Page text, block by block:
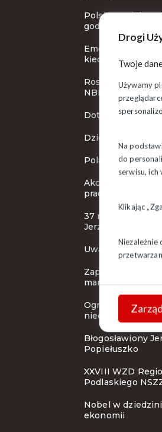
Drogi
Twoje
Używamy
Na
do
serwisu,
Klikając
Niezależnie
Polska z większą
godzin pracy!
Emerytura bez
kiedy?
Rosną stopy
NBP
Dotacje na
Dzień Zaduszny
Polacy chcą
Akcja
pracowników
37 rocznica
Jerzego
Uwaga! Pilne!
Zaproszenie na
manifestację
Ograniczenie
niedzielę - nowe
Błogosławiony
Popiełuszko
XXVIII WZD
Podlaskiego
Nobel w
ekonomii